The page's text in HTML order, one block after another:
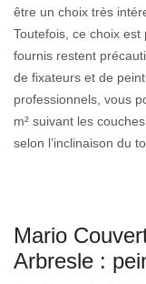
être un choix très
Toutefois, ce choix
fournis restent
de fixateurs et de
professionnels, vous
m² suivant les
selon l’inclinaison du
Mario
Arbresle :